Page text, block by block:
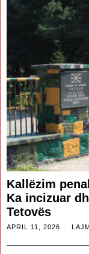
Kallëzim
Ka incizuar
Tetovës
APRIL 11, 2026